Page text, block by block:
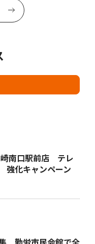
崎南口駅前店 テレ
強化キャンペーン